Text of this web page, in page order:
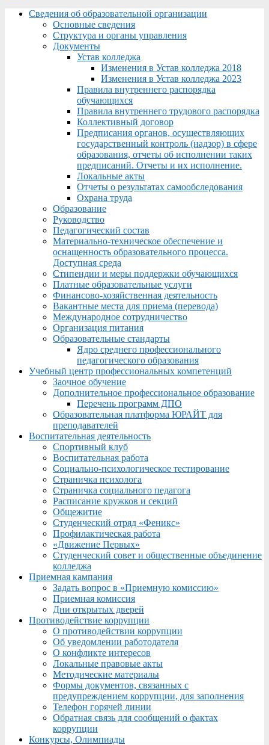
Menu
Сведения об образовательной организации
Основные сведения
Структура и органы управления
Документы
Устав колледжа
Изменения в Устав колледжа 2018
Изменения в Устав колледжа 2023
Правила внутреннего распорядка
обучающихся
Правила внутреннего трудового распорядка
Коллективный договор
Предписания органов, осуществляющих
государственный контроль (надзор) в сфере
образования, отчеты об исполнении таких
предписаний. Отчеты и их исполнение.
Локальные акты
Отчеты о результатах самообследования
Охрана труда
Образование
Руководство
Педагогический состав
Материально-техническое обеспечение и
оснащенность образовательного процесса.
Доступная среда
Стипендии и меры поддержки обучающихся
Платные образовательные услуги
Финансово-хозяйственная деятельность
Вакантные места для приема (перевода)
Международное сотрудничество
Организация питания
Образовательные стандарты
Ядро среднего профессионального
педагогического образования
Учебный центр профессиональных компетенций
Заочное обучение
Дополнительное профессиональное образование
Перечень программ ДПО
Образовательная платформа ЮРАЙТ для
преподавателей
Воспитательная деятельность
Спортивный клуб
Воспитательная работа
Социально-психологическое тестирование
Страничка психолога
Страничка социального педагога
Расписание кружков и секций
Общежитие
Студенческий отряд «Феникс»
Профилактическая работа
«Движение Первых»
Студенческий совет и общественные объединение
колледжа
Приемная кампания
Задать вопрос в «Приемную комиссию»
Приемная комиссия
Дни открытых дверей
Противодействие коррупции
О противодействии коррупции
Об уведомлении работодателя
О конфликте интересов
Локальные правовые акты
Методические материалы
Формы документов, связанных с
предупреждением коррупции, для заполнения
Телефон горячей линии
Обратная связь для сообщений о фактах
коррупции
Конкурсы, Олимпиады